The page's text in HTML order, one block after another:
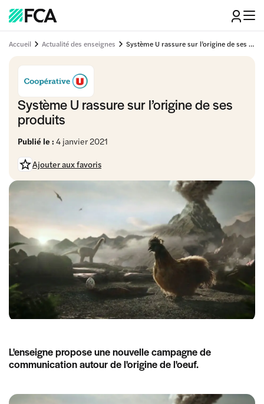
Accueil Actualité des enseignes Système U rassure sur l’origine de ses produits
Système U rassure sur l’origine de ses
produits
Publié le : 4 janvier 2021
Ajouter aux favoris
L'enseigne propose une nouvelle campagne de
communication autour de l'origine de l'oeuf.